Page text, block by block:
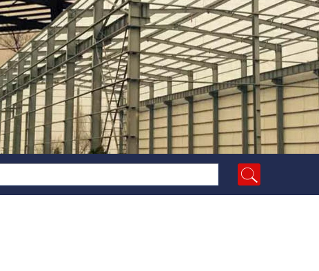
太原鑫源活动房厂家更名为山西宏达盛源钢结构有限公司